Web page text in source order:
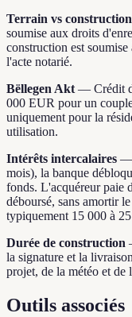
Terrain vs construction
soumise aux droits
construction est
l'acte notarié.
Bëllegen Akt — Crédit
000 EUR pour un
uniquement pour la
utilisation.
Intérêts intercalaires —
mois), la banque
fonds. L'acquéreur paie
déboursé, sans amortir
typiquement 15 000 à
Durée de construction
la signature et la
projet, de la météo et de
Outils associés